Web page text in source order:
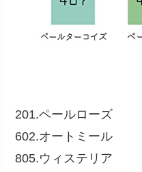
201.ペールローズ
602.オートミール
805.ウィステリア